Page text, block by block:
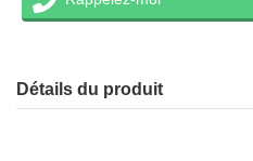
Détails du produit